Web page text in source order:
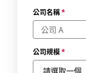
公司名稱*
公司規模*